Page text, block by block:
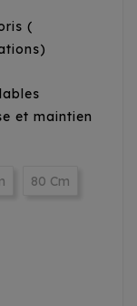
(
et maintien
80 Cm